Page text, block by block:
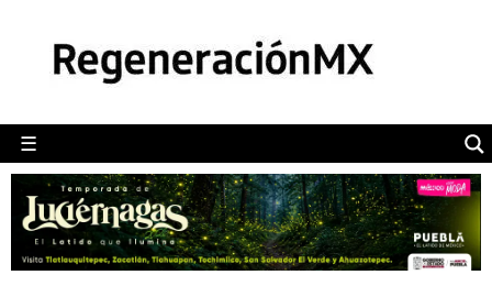
☰
POLÍTICA
CAMALEÓN
OPINIÓN
DEPORTES